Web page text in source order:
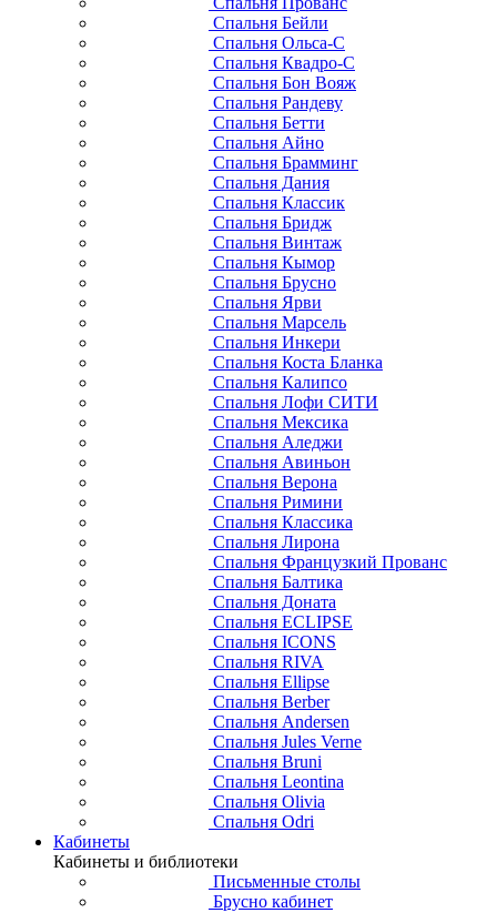
Спальня Бейли
Спальня Ольса-С
Спальня Квадро-С
Спальня Бон Вояж
Спальня Рандеву
Спальня Бетти
Спальня Айно
Спальня Брамминг
Спальня Дания
Спальня Классик
Спальня Бридж
Спальня Винтаж
Спальня Кымор
Спальня Брусно
Спальня Ярви
Спальня Марсель
Спальня Инкери
Спальня Коста Бланка
Спальня Калипсо
Спальня Лофи СИТИ
Спальня Мексика
Спальня Аледжи
Спальня Авиньон
Спальня Верона
Спальня Римини
Спальня Классика
Спальня Лирона
Спальня Французкий Прованс
Спальня Балтика
Спальня Доната
Спальня ECLIPSE
Спальня ICONS
Спальня RIVA
Спальня Ellipse
Спальня Berber
Спальня Andersen
Спальня Jules Verne
Спальня Bruni
Спальня Leontina
Спальня Olivia
Спальня Odri
Кабинеты
Кабинеты и библиотеки
Письменные столы
Брусно кабинет